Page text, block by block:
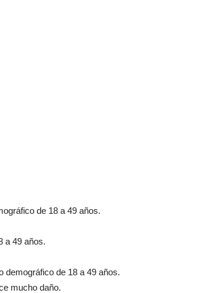
de 18 a 49 años.
a 49 años.
demográfico de 18 a 49 años.
mucho daño.